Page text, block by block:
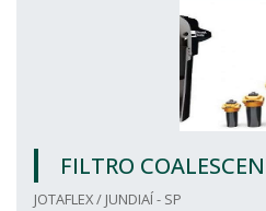
FILTRO
JOTAFLEX / JUNDIAÍ - SP